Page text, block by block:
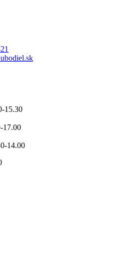
15.30
17.00
14.00